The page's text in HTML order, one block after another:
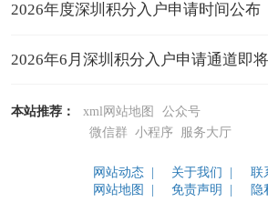
2026年度深圳积分入户申请时间公布
本站推荐： xml网站地图
公众号
微信群 小程序 服务大厅
网站动态 | 关于我们 |
联
网站地图 |
免责声明 | 隐